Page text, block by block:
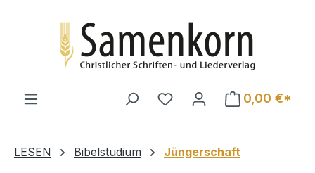
0,00 €*
LESEN Bibelstudium Jüngerschaft